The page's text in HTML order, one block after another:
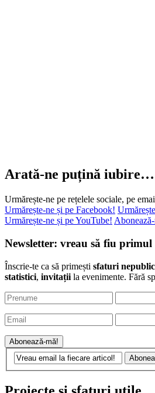
Arată-ne puțină iubire…
Urmărește-ne pe rețelele sociale, pe
Urmărește-ne și pe Facebook!
Înscrie-te ca să primeștisfaturi